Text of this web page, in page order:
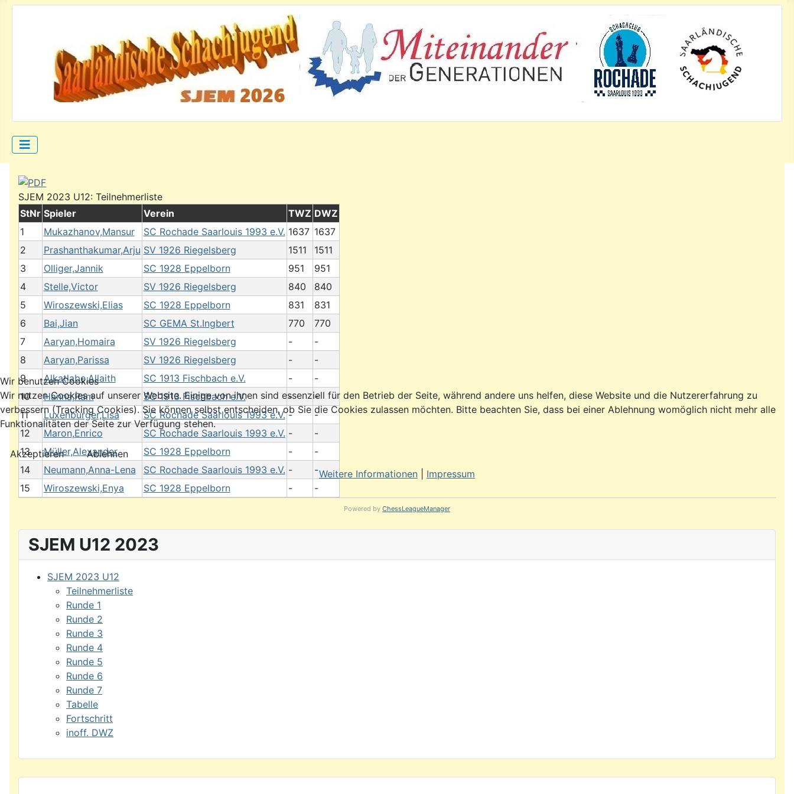
SJEM U12 2023
SJEM 2023 U12
Teilnehmerliste
Runde 1
Runde 2
Runde 3
Runde 4
Runde 5
Runde 6
Runde 7
Tabelle
Fortschritt
inoff. DWZ
SJEM 2023 U12: Teilnehmerliste
StNr Spieler Verein TWZ DWZ
1
Mukazhanov,Mansur SC Rochade Saarlouis 1993 e.V. 1637 1637
2
Prashanthakumar,Arju SV 1926 Riegelsberg 1511
1511
3
Olliger,Jannik SC 1928 Eppelborn 951
951
4
Stelle,Victor SV 1926 Riegelsberg 840
840
5
Wiroszewski,Elias SC 1928 Eppelborn 831
831
6
Bai,Jian SC GEMA St.Ingbert 770
770
7
Aaryan,Homaira SV 1926 Riegelsberg -
-
8
Aaryan,Parissa SV 1926 Riegelsberg -
-
9
Alkatlabe,Allaith SC 1913 Fischbach e.V. -
-
10
Hanna,Ram SC 1913 Fischbach e.V. -
-
11
Luxenburger,Lisa SC Rochade Saarlouis 1993 e.V. -
-
12
Maron,Enrico SC Rochade Saarlouis 1993 e.V. -
-
13
Müller,Alexander SC 1928 Eppelborn -
-
14
Neumann,Anna-Lena SC Rochade Saarlouis 1993 e.V. -
-
15
Wiroszewski,Enya SC 1928 Eppelborn - -
Powered by ChessLeagueManager
Wir benutzen Cookies
Wir nutzen Cookies auf unserer Website. Einige von ihnen sind essenziell für den Betrieb der Seite, während andere uns helfen, diese Website und die Nutzererfahrung zu
verbessern (Tracking Cookies). Sie können selbst entscheiden, ob Sie die Cookies zulassen möchten. Bitte beachten Sie, dass bei einer Ablehnung womöglich nicht mehr alle
Funktionalitäten der Seite zur Verfügung stehen.
Akzeptieren
Ablehnen
Weitere Informationen
Impressum